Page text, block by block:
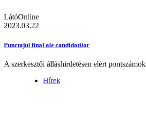
LátóOnline
2023.03.22
Punctajul final ale candidatilor
A szerkesztői álláshirdetésen elért pontszámok
Hírek